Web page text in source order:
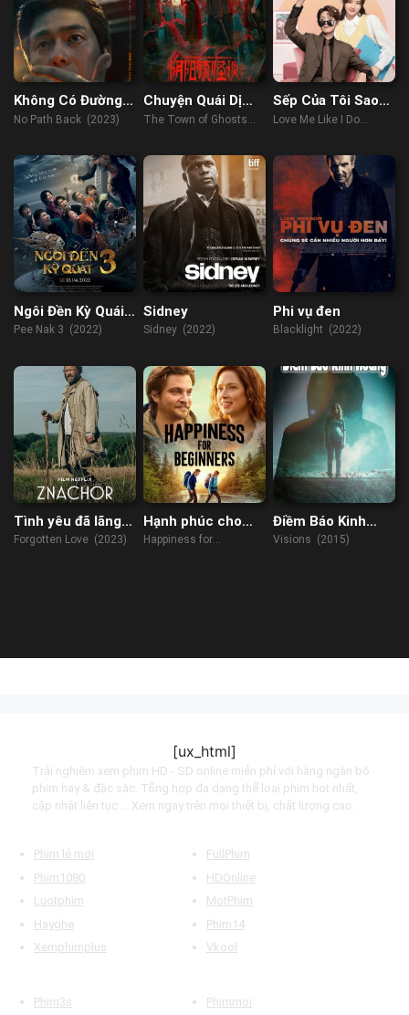
Không Có Đường
Lui
No Path Back (2023)
Chuyện Quái Dị
Trấn Âm Dương
The Town of Ghosts
Sếp Của Tôi Sao
Lại Như Vậy
Love Me Like I Do
Ngôi Đền Kỳ Quái
3
Pee Nak 3 (2022)
Sidney
Sidney (2022)
Phi vụ đen
Blacklight (2022)
Tình yêu đã lãng
quên
Forgotten Love (2023)
Hạnh phúc cho
người mới bắt đầu
Happiness for
Điềm Báo Kinh
Hoàng
Visions (2015)